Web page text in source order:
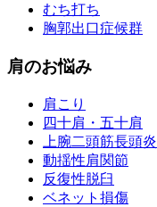
むち打ち
胸郭出口症候群
肩のお悩み
肩こり
四十肩・五十肩
上腕二頭筋長頭炎
動揺性肩関節
反復性脱臼
ベネット損傷